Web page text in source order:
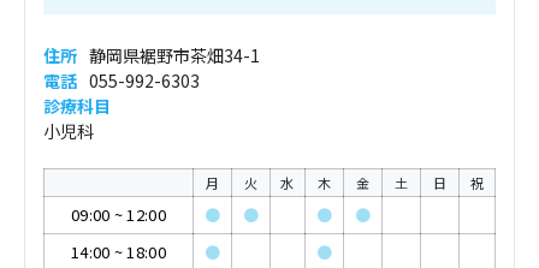
住所 静岡県裾野市茶畑34-1
電話 055-992-6303
診療科目
小児科
月 火 水 木 金 土 日 祝
09:00 ~12:00 ● ● ●
●
14:00 ~18:00 ● ●